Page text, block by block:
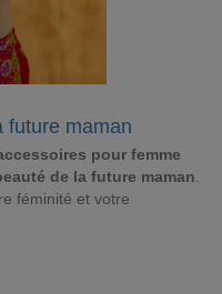
future maman
pour femme
de la future maman
féminité et votre